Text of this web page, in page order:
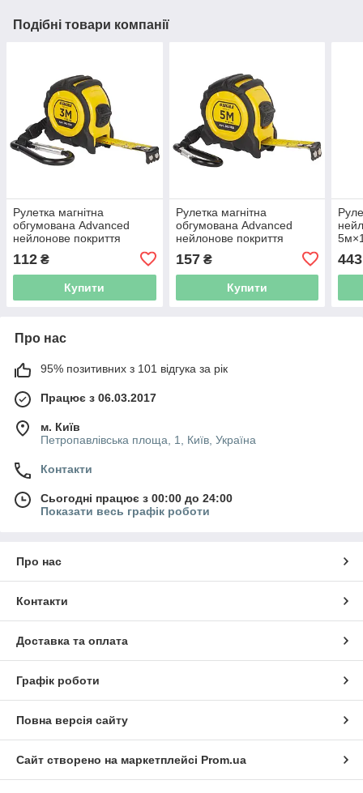
Подібні товари компанії
Рулетка магнітна
обгумована Advanced
нейлонове покриття
(3823131)
112 ₴
Купити
Рулетка магнітна
обгумована Advanced
нейлонове покриття
(3823151)
157₴
Купити
443
Про нас
95% позитивних з 101 відгука за рік
Працює з 06.03.2017
м. Київ
Петропавлівська площа, 1, Київ, Україна
Контакти
Сьогодні працює з 00:00 до 24:00
Показати весь графік роботи
Про нас
Контакти
Доставка та оплата
Графік роботи
Повна версія сайту
Сайт створено на маркетплейсі Prom.ua